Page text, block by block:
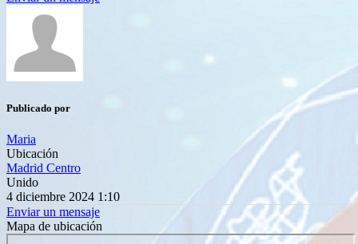
Publicado por
Maria
Ubicación
Madrid Centro
Unido
4 diciembre 2024 1:10
Enviar un mensaje
Mapa de ubicación